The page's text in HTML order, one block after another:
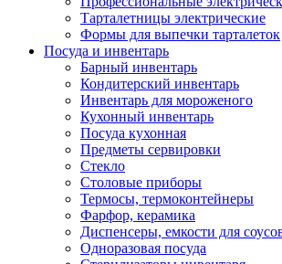
Тарталетницы электрические
Формы для выпечки тарталеток
Посуда и инвентарь
Барный инвентарь
Кондитерский инвентарь
Инвентарь для мороженого
Кухонный инвентарь
Посуда кухонная
Предметы сервировки
Стекло
Столовые приборы
Термосы, термоконтейнеры
Фарфор, керамика
Диспенсеры, емкости для
Одноразовая посуда